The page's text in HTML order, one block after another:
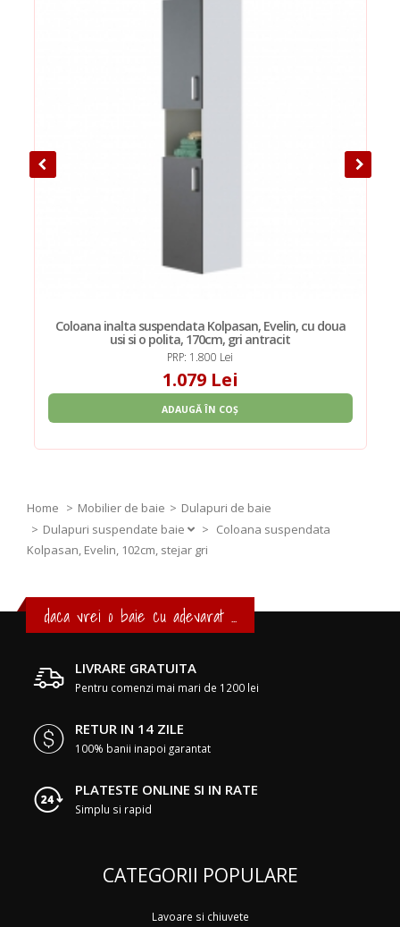
Coloana inalta suspendata Kolpasan, Evelin, cu doua
usi si o polita, 170cm, gri antracit
PRP: 1.800 Lei
1.079 Lei
ADAUGĂ ÎN COȘ
Home Mobilier de baie
Dulapuri de baie
Dulapuri suspendate baie
> Coloana suspendata
Kolpasan, Evelin, 102cm, stejar gri
daca vrei o baie cu adevarat ...
LIVRARE GRATUITA
Pentru comenzi mai mari de 1200 lei
RETUR IN 14 ZILE
100% banii inapoi garantat
PLATESTE ONLINE SI IN RATE
Simplu si rapid
CATEGORII POPULARE
Lavoare si chiuvete